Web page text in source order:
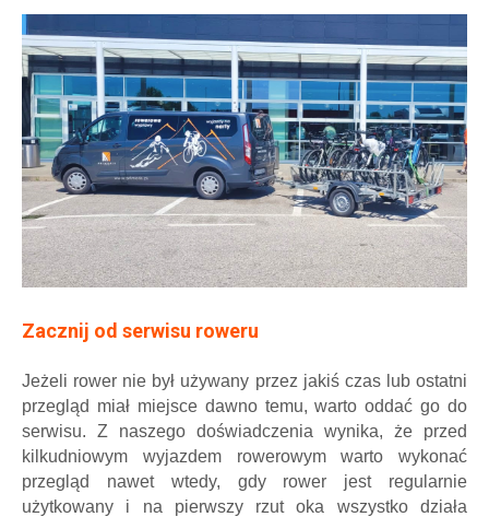
Zacznij od serwisu roweru
Jeżeli rower nie był używany przez jakiś czas lub ostatni
przegląd miał miejsce dawno temu, warto oddać go do
serwisu. Z naszego doświadczenia wynika, że przed
kilkudniowym wyjazdem rowerowym warto wykonać
przegląd nawet wtedy, gdy rower jest regularnie
użytkowany i na pierwszy rzut oka wszystko działa